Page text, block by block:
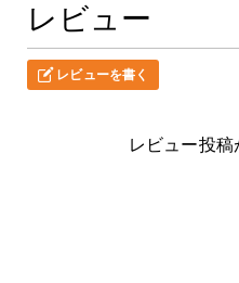
レビュー
レビューを書く
レビュー投稿